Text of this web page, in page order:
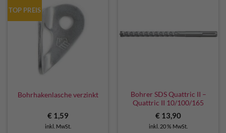
TOP PREIS
Bohrhakenlasche verzinkt
€1,59
inkl. MwSt.
Bohrer SDS Quattric II –
Quattric II 10/100/165
€ 13,90
inkl. 20 % MwSt.